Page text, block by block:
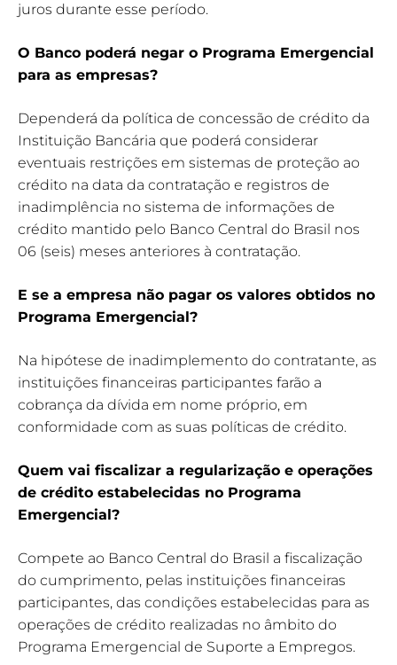
juros durante esse período.
O Banco poderá negar o Programa Emergencial
para as empresas?
Dependerá da política de concessão de crédito da
Instituição Bancária que poderá considerar
eventuais restrições em sistemas de proteção ao
crédito na data da contratação e registros de
inadimplência no sistema de informações de
crédito mantido pelo Banco Central do Brasil nos
06 (seis) meses anteriores à contratação.
E se a empresa não pagar os valores obtidos no
Programa Emergencial?
Na hipótese de inadimplemento do contratante, as
instituições financeiras participantes farão a
cobrança da dívida em nome próprio, em
conformidade com as suas políticas de crédito.
Quem vai fiscalizar a regularização e operações
de crédito estabelecidas no Programa
Emergencial?
Compete ao Banco Central do Brasil a fiscalização
do cumprimento, pelas instituições financeiras
participantes, das condições estabelecidas para as
operações de crédito realizadas no âmbito do
Programa Emergencial de Suporte a Empregos.